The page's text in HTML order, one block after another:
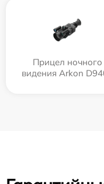
Прицел ночного
видения Arkon